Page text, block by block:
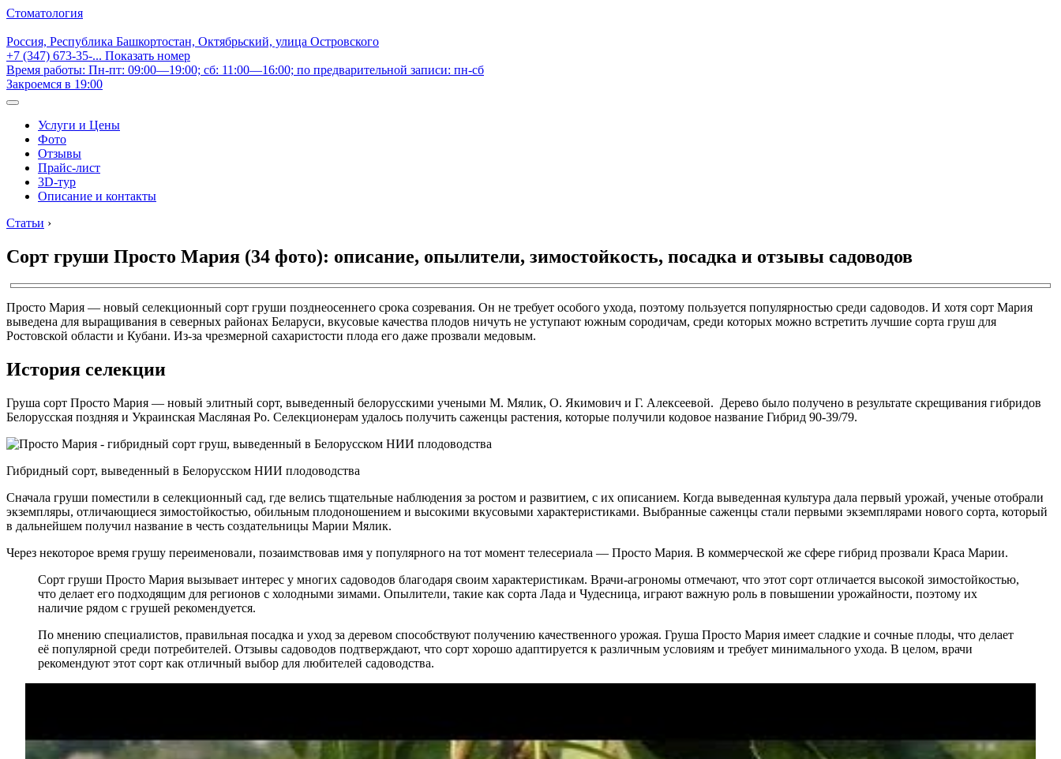
Стоматология
Россия, Республика Башкортостан, Октябрьский, улица Островского
+7 (347) 673-35-... Показать номер
Время работы: Пн-пт: 09:00—19:00; сб: 11:00—16:00; по предварительной записи: пн-сб
Закроемся в 19:00
Услуги и Цены
Фото
Отзывы
Прайс-лист
3D-тур
Описание и контакты
Статьи ›
Сорт груши Просто Мария (34 фото): описание, опылители, зимостойкость, посадка и отзывы садоводов
Просто Мария — новый селекционный сорт груши позднеосеннего срока созревания. Он не требует особого ухода, поэтому пользуется популярностью среди садоводов. И хотя сорт Мария
выведена для выращивания в северных районах Беларуси, вкусовые качества плодов ничуть не уступают южным сородичам, среди которых можно встретить лучшие сорта груш для
Ростовской области и Кубани. Из-за чрезмерной сахаристости плода его даже прозвали медовым.
История селекции
Груша сорт Просто Мария — новый элитный сорт, выведенный белорусскими учеными М. Мялик, О. Якимович и Г. Алексеевой. Дерево было получено в результате скрещивания гибридов
Белорусская поздняя и Украинская Масляная Ро. Селекционерам удалось получить саженцы растения, которые получили кодовое название Гибрид 90-39/79.
Гибридный сорт, выведенный в Белорусском НИИ плодоводства
Сначала груши поместили в селекционный сад, где велись тщательные наблюдения за ростом и развитием, с их описанием. Когда выведенная культура дала первый урожай, ученые отобрали
экземпляры, отличающиеся зимостойкостью, обильным плодоношением и высокими вкусовыми характеристиками. Выбранные саженцы стали первыми экземплярами нового сорта, который
в дальнейшем получил название в честь создательницы Марии Мялик.
Через некоторое время грушу переименовали, позаимствовав имя у популярного на тот момент телесериала — Просто Мария. В коммерческой же сфере гибрид прозвали Краса Марии.
Сорт груши Просто Мария вызывает интерес у многих садоводов благодаря своим характеристикам. Врачи-агрономы отмечают, что этот сорт отличается высокой зимостойкостью,
что делает его подходящим для регионов с холодными зимами. Опылители, такие как сорта Лада и Чудесница, играют важную роль в повышении урожайности, поэтому их
наличие рядом с грушей рекомендуется.
По мнению специалистов, правильная посадка и уход за деревом способствуют получению качественного урожая. Груша Просто Мария имеет сладкие и сочные плоды, что делает
её популярной среди потребителей. Отзывы садоводов подтверждают, что сорт хорошо адаптируется к различным условиям и требует минимального ухода. В целом, врачи
рекомендуют этот сорт как отличный выбор для любителей садоводства.